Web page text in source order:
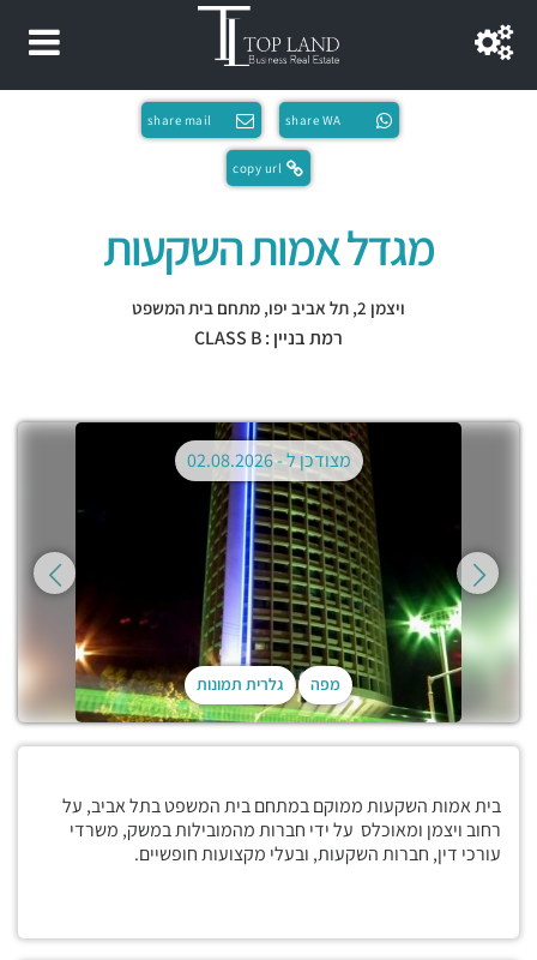
share WA
share mail
copy url
מגדל אמות השקעות
ויצמן 2, תל אביב יפו, מתחם בית המשפט
רמת בניין : CLASS B
מפה גלרית תמונות
מצודכן ל -02.08.2026
בית אמות השקעות ממוקם במתחם בית המשפט בתל אביב, על
רחוב ויצמן ומאוכלס על ידי חברות מהמובילות במשק, משרדי
עורכי דין, חברות השקעות, ובעלי מקצועות חופשיים.